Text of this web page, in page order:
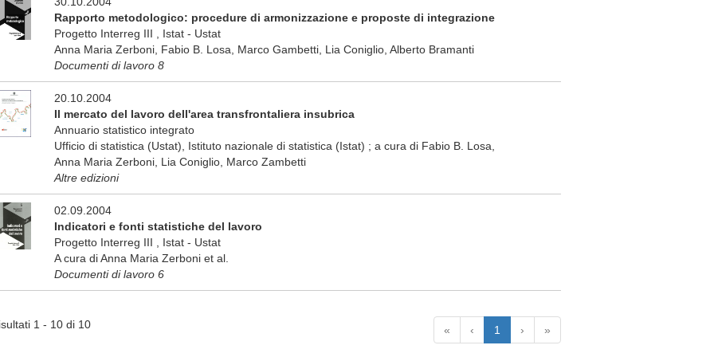
Rapporto metodologico: procedure di armonizzazione e proposte di integrazione
Progetto Interreg III , Istat - Ustat
Anna Maria Zerboni, Fabio B. Losa, Marco Gambetti, Lia Coniglio, Alberto Bramanti
Documenti di lavoro 8
20.10.2004
Il mercato del lavoro dell'area transfrontaliera insubrica
Annuario statistico integrato
Ufficio di statistica (Ustat), Istituto nazionale di statistica (Istat) ; a cura di Fabio B. Losa,
Anna Maria Zerboni, Lia Coniglio, Marco Zambetti
Altre edizioni
02.09.2004
Indicatori e fonti statistiche del lavoro
Progetto Interreg III , Istat - Ustat
A cura di Anna Maria Zerboni et al.
Documenti di lavoro 6
1 - 10 di 10 « ‹ 1 › »